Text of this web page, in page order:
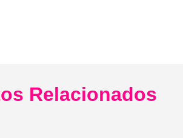
Relacionados